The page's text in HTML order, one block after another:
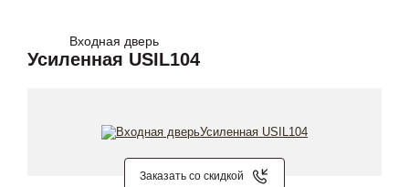
Входная дверь
Усиленная USIL104
Заказать со скидкой